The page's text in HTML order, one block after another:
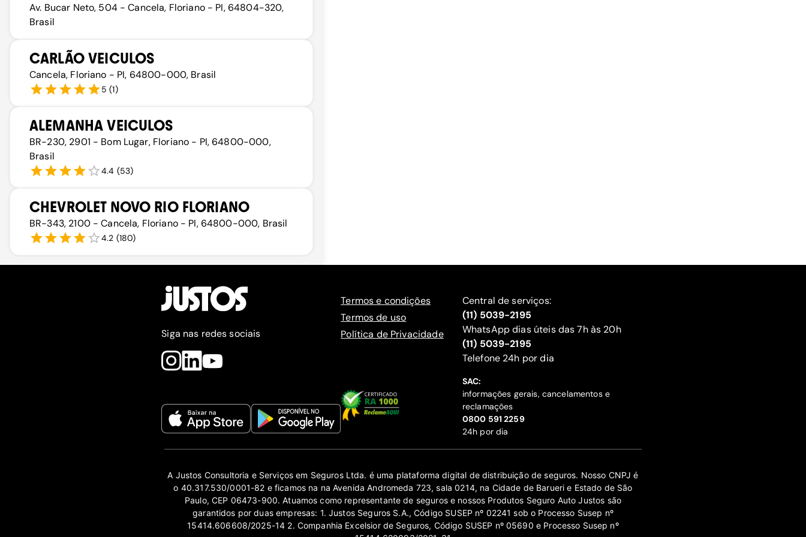
Av. Bucar Neto, 504 - Cancela, Floriano - PI, 64804-320,
Brasil
CARLÃO VEICULOS
Cancela, Floriano - PI, 64800-000, Brasil
5 (1)
ALEMANHA VEICULOS
BR-230, 2901 - Bom Lugar, Floriano - PI, 64800-000,
Brasil
4.4 (53)
CHEVROLET NOVO RIO FLORIANO
BR-343, 2100 - Cancela, Floriano - PI, 64800-000, Brasil
4.2 (180)
Siga nas redes sociais
Termos e condições
Termos de uso
Política de Privacidade
Central de serviços:
(11) 5039-2195
WhatsApp dias úteis das 7h às 20h
(11) 5039-2195
‍Telefone 24h por dia
SAC:
informações gerais, cancelamentos e
reclamações
‍0800 591 2259
24h por dia
A Justos Consultoria e Serviços em Seguros Ltda. é uma plataforma digital de distribuição de seguros. Nosso CNPJ é
o 40.317.530/0001-82 e ficamos na na Avenida Andromeda 723, sala 0214, na Cidade de Barueri e Estado de São
Paulo, CEP 06473-900. Atuamos como representante de seguros e nossos Produtos Seguro Auto Justos são
garantidos por duas empresas: 1. Justos Seguros S.A., Código SUSEP nº 02241 sob o Processo Susep nº
15414.606608/2025-14 2. Companhia Excelsior de Seguros, Código SUSEP nº 05690 e Processo Susep nº